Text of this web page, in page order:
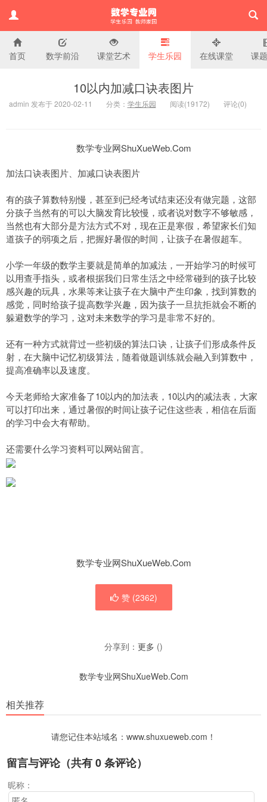
小学数学专业网
首页 数学前沿 课堂艺术 学生乐园 在线课堂 课
10以内加减口诀表图片
admin 发布于 2020-02-11 分类： 学生乐园 阅读(19172) 评论(0)
数学专业网ShuXueWeb.Com
加法口诀表图片、加减口诀表图片
有的孩子算数特别慢，甚至到已经考试结束还没有做完题，这部
分孩子当然有的可以大脑发育比较慢，或者说对数字不够敏感，
当然也有大部分是方法方式不对，现在正是寒假，希望家长们知
道孩子的弱项之后，把握好暑假的时间，让孩子在暑假超车。
小学一年级的数学主要就是简单的加减法，一开始学习的时候可
以用查手指头，或者根据我们日常生活之中经常碰到的孩子比较
感兴趣的玩具，水果等来让孩子在大脑中产生印象，找到算数的
感觉，同时给孩子提高数学兴趣，因为孩子一旦抗拒就会不断的
躲避数学的学习，这对未来数学的学习是非常不好的。
还有一种方式就背过一些初级的算法口诀，让孩子们形成条件反
射，在大脑中记忆初级算法，随着做题训练就会融入到算数中，
提高准确率以及速度。
今天老师给大家准备了10以内的加法表，10以内的减法表，大家
可以打印出来，通过暑假的时间让孩子记住这些表，相信在后面
的学习中会大有帮助。
还需要什么学习资料可以网站留言。
数学专业网ShuXueWeb.Com
赞 (2362)
分享到： 更多 ()
数学专业网ShuXueWeb.Com
相关推荐
请您记住本站域名：www.shuxueweb.com！
留言与评论（共有0条评论）
昵称：